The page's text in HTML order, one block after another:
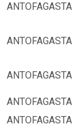
ANTOFAGASTA
ANTOFAGASTA
ANTOFAGASTA
ANTOFAGASTA
ANTOFAGASTA